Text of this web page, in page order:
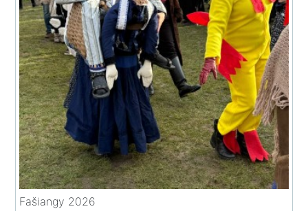
Fašiangy 2026